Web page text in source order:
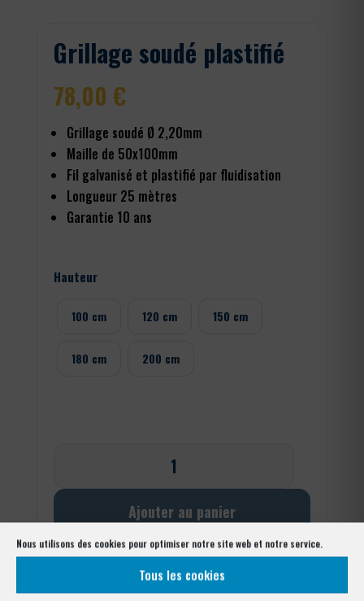
Nous utilisons des cookies pour optimiser notre site web et notre service.
Tous les cookies
Grillage soudé plastifié
78,00 €
Grillage soudé Ø 2,20mm
Maille de 50x100mm
Fil galvanisé et plastifié par fluidisation
Longueur 25 mètres
Garantie 10 ans
Hauteur
100 cm 120 cm 150 cm
180 cm 200 cm
Grillage
plastifié
Ajouter au panier